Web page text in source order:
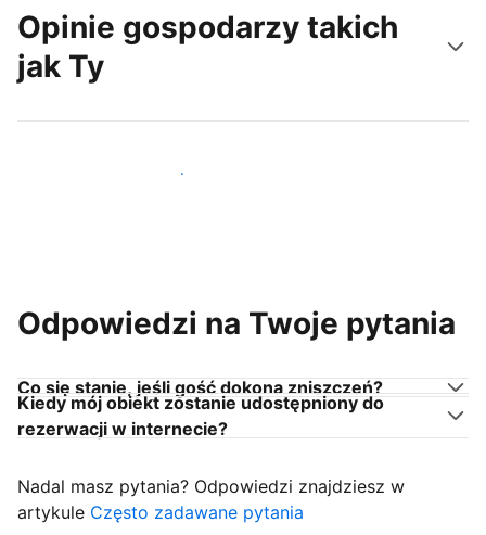
Opinie gospodarzy takich
jak Ty
Dołącz do gospodarzy takich jak Ty
Odpowiedzi na Twoje pytania
Co się stanie, jeśli gość dokona zniszczeń?
Kiedy mój obiekt zostanie udostępniony do
rezerwacji w internecie?
Nadal masz pytania? Odpowiedzi znajdziesz w
artykule Często zadawane pytania